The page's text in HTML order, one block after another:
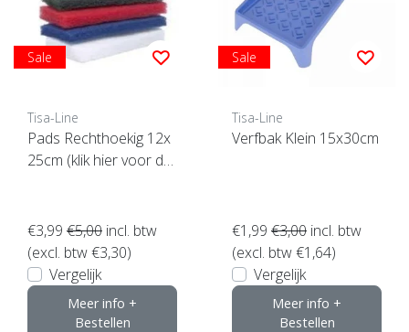
Sale
Tisa-Line
Pads Rechthoekig 12x
25cm (klik hier voor de
€3,99 €5,00 incl. btw
(excl. btw €3,30)
Vergelijk
Meer info +
Bestellen
Sale
Tisa-Line
Verfbak Klein 15x30cm
€1,99 €3,00 incl. btw
(excl. btw €1,64)
Vergelijk
Meer info +
Bestellen